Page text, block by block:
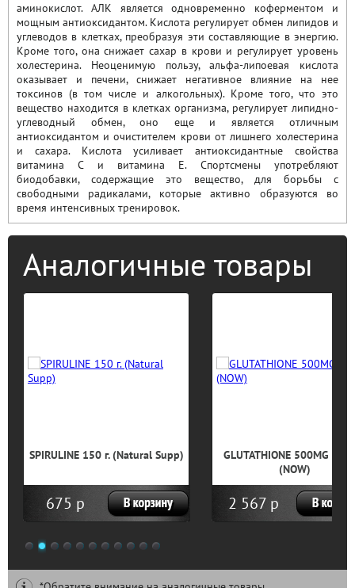
аминокислот. АЛК является одновременно коферментом и
мощным антиоксидантом. Кислота регулирует обмен липидов и
углеводов в клетках, преобразуя эти составляющие в энергию.
Кроме того, она снижает сахар в крови и регулирует уровень
холестерина. Неоценимую пользу, альфа-липоевая кислота
оказывает и печени, снижает негативное влияние на нее
токсинов (в том числе и алкогольных). Кроме того, что это
вещество находится в клетках организма, регулирует липидно-
углеводный обмен, оно еще и является отличным
антиоксидантом и очистителем крови от лишнего холестерина
и сахара. Кислота усиливает антиоксидантные свойства
витамина C и витамина E. Спортсмены употребляют
биодобавки, содержащие это вещество, для борьбы с
свободными радикалами, которые активно образуются во
время интенсивных тренировок.
Аналогичные товары
SPIRULINE 150 г. (Natural Supp)
675 р
GLUTATHIONE 500MG 30
(NOW)
2 567 р
1 2 3 4 5 6 7 8 9 10